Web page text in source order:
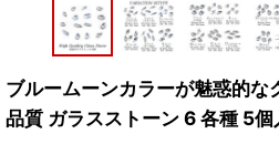
ブルームーンカラーが魅惑的な
品質 ガラスストーン 6 各種 5個